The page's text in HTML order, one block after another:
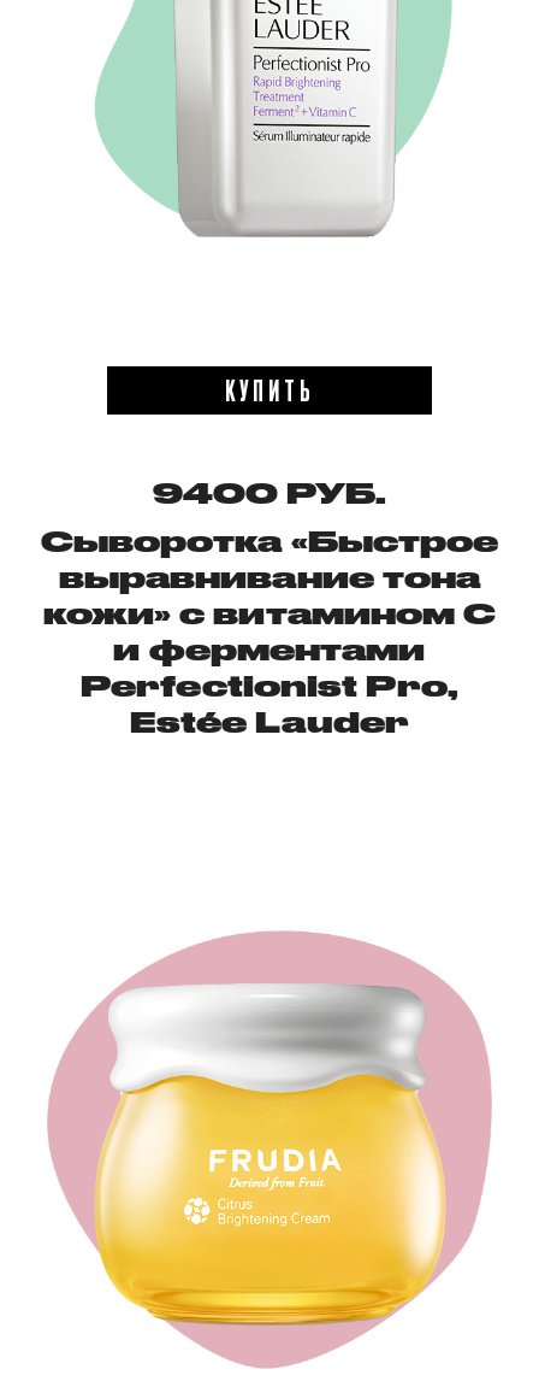
КУПИТЬ
9400 РУБ.
Сыворотка «Быстрое
выравнивание тона
кожи»‎ с витамином C
и ферментами
Perfectionist Pro,
Estée Lauder